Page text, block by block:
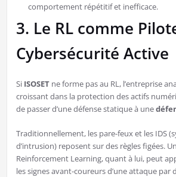
comportement répétitif et inefficace.
3. Le RL comme
Cybersécurité Active
Si ISOSETne forme pas au RL, l’entreprise
croissant dans la protection des actifs
de passer d’une défense statique à une
Traditionnellement, les pare-feux et les IDS
d’intrusion) reposent sur des règles figées.
Reinforcement Learning, quant à lui, peut
les signes avant-coureurs d’une attaque par